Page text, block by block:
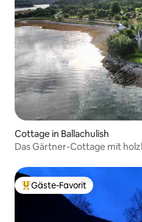
Cottage in Ballachulish
Das Gärtner-Cottage mit
Beliebter Gäste-Favorit.
Gäste-Favorit